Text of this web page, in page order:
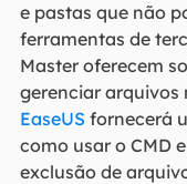
e pastas que não
ferramentas de
Master oferecem
gerenciar arquivos
EaseUS fornecerá
como usar o CMD
exclusão de